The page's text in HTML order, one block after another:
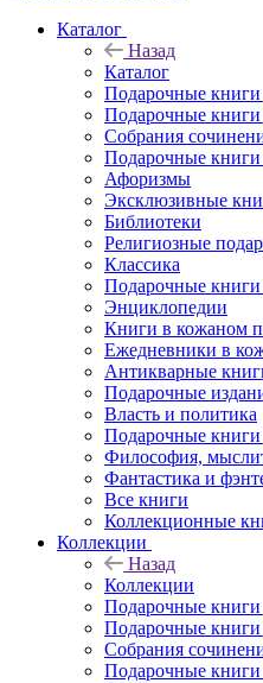
Каталог
Назад
Каталог
Подарочные
Подарочные
Собрания
Подарочные книги
Афоризмы
Эксклюзивные
Библиотеки
Религиозные
Классика
Подарочные книги
Энциклопедии
Книги в кожаном
Ежедневники в
Антикварные
Подарочные
Власть и политика
Подарочные книги
Философия,
Фантастика и
Все книги
Коллекционные
Коллекции
Назад
Коллекции
Подарочные
Подарочные
Собрания
Подарочные книги